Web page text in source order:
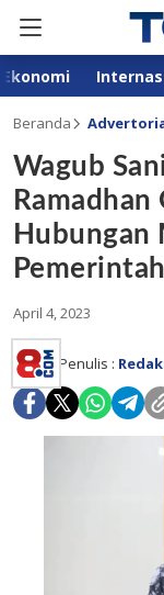
Ekonomi
Beranda
Wagub
Hubungan
Pemerintah
April 4, 2023
Penulis :